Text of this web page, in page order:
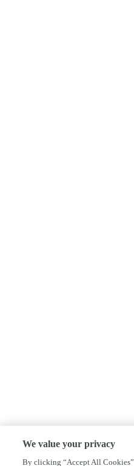
We value your privacy
By clicking “Accept All